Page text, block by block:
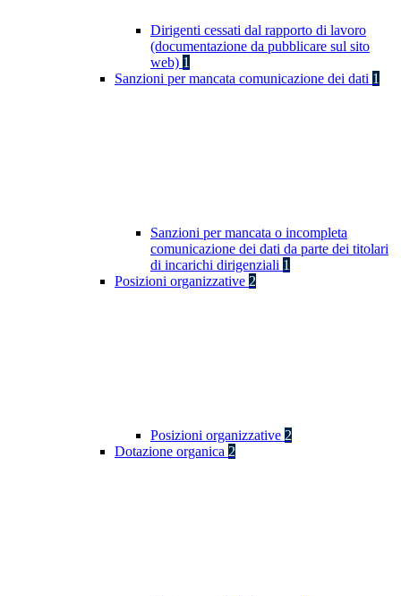
Dirigenti cessati dal rapporto di lavoro
(documentazione da pubblicare sul sito
web) 1
Sanzioni per mancata comunicazione dei dati 1
Sanzioni per mancata o incompleta
comunicazione dei dati da parte dei titolari
di incarichi dirigenziali 1
Posizioni organizzative 2
Posizioni organizzative 2
Dotazione organica 2